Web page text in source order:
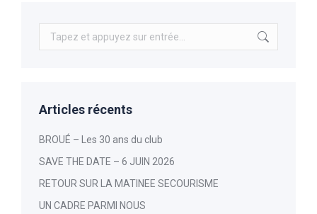
Recherche
:
Articles récents
BROUÉ – Les 30 ans du club
SAVE THE DATE – 6 JUIN 2026
RETOUR SUR LA MATINEE SECOURISME
UN CADRE PARMI NOUS